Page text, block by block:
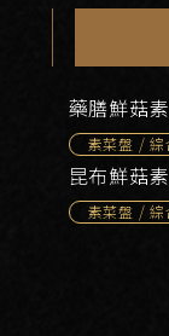
藥膳鮮菇
素菜盤 /
昆布鮮菇
素菜盤 /